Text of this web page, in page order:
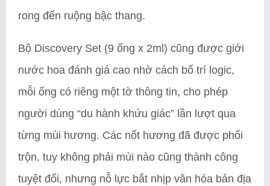
rong đến ruộng bậc thang.
Bộ Discovery Set (9 ống x 2ml) cũng được giới
nước hoa đánh giá cao nhờ cách bố trí logic,
mỗi ống có riêng một tờ thông tin, cho phép
người dùng “du hành khứu giác” lần lượt qua
từng mùi hương. Các nốt hương đã được phối
trộn, tuy không phải mùi nào cũng thành công
tuyệt đối, nhưng nỗ lực bắt nhịp văn hóa bản địa